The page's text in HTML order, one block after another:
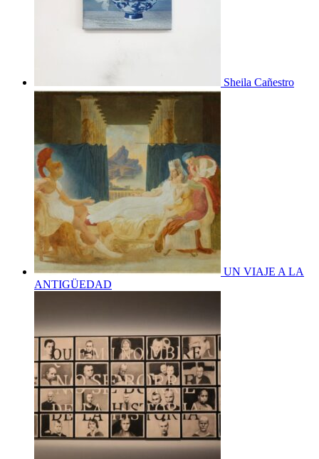
Sheila Cañestro
UN VIAJE A LA
ANTIGÜEDAD